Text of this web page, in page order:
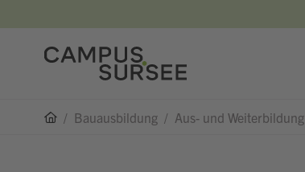
/ Bauausbildung / Aus- und Weiterbildung